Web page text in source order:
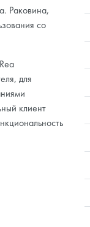
Раковина,
со
для
клиент